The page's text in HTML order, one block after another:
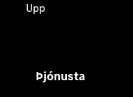
Upp
Þjónusta